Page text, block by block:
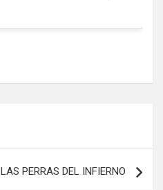
LAS PERRAS DEL INFIERNO